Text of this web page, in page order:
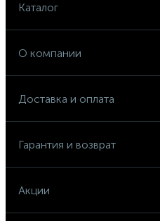
Каталог
О компании
Доставка и оплата
Гарантия и возврат
Акции